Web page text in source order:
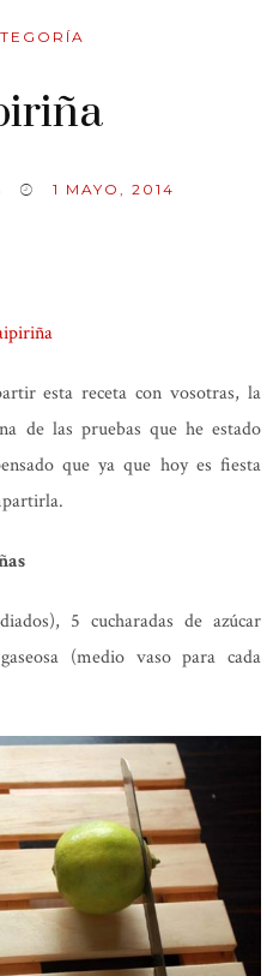
1 MAYO, 2014
esta receta con vosotras, la
de las pruebas que he estado
que ya que hoy es fiesta
5 cucharadas de azúcar
(medio vaso para cada